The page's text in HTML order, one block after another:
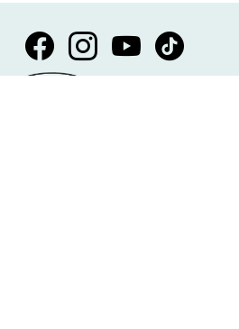
Volksoper Facebook
Volksoper Instagram
Volksoper Youtube
Volksoper TikTok